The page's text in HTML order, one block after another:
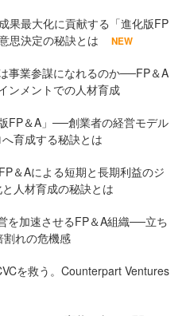
果最大化に貢献する「進化版FP
思決定の秘訣とは
NEW
事業参謀になれるのか──FP＆A
ンメントでの人材育成
FP＆A」──創業者の経営モデル
育成する秘訣とは
＆Aによる短期と長期利益のジ
人材育成の秘訣とは
を加速させるFP＆A組織──立ち
割れの危機感
を救う。Counterpart Ventures